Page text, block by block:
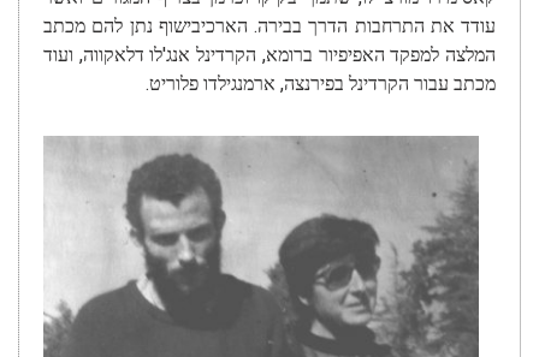
עודד את התרחבות הדרך בבירה. הארכיבישוף נתן להם מכתב
המלצה למפקד האפיפיור ברומא, הקרדינל אנג'לו דלאקווה, ועוד
מכתב עבור הקרדינל בפירנצה, ארמנגילדו פלוריט.